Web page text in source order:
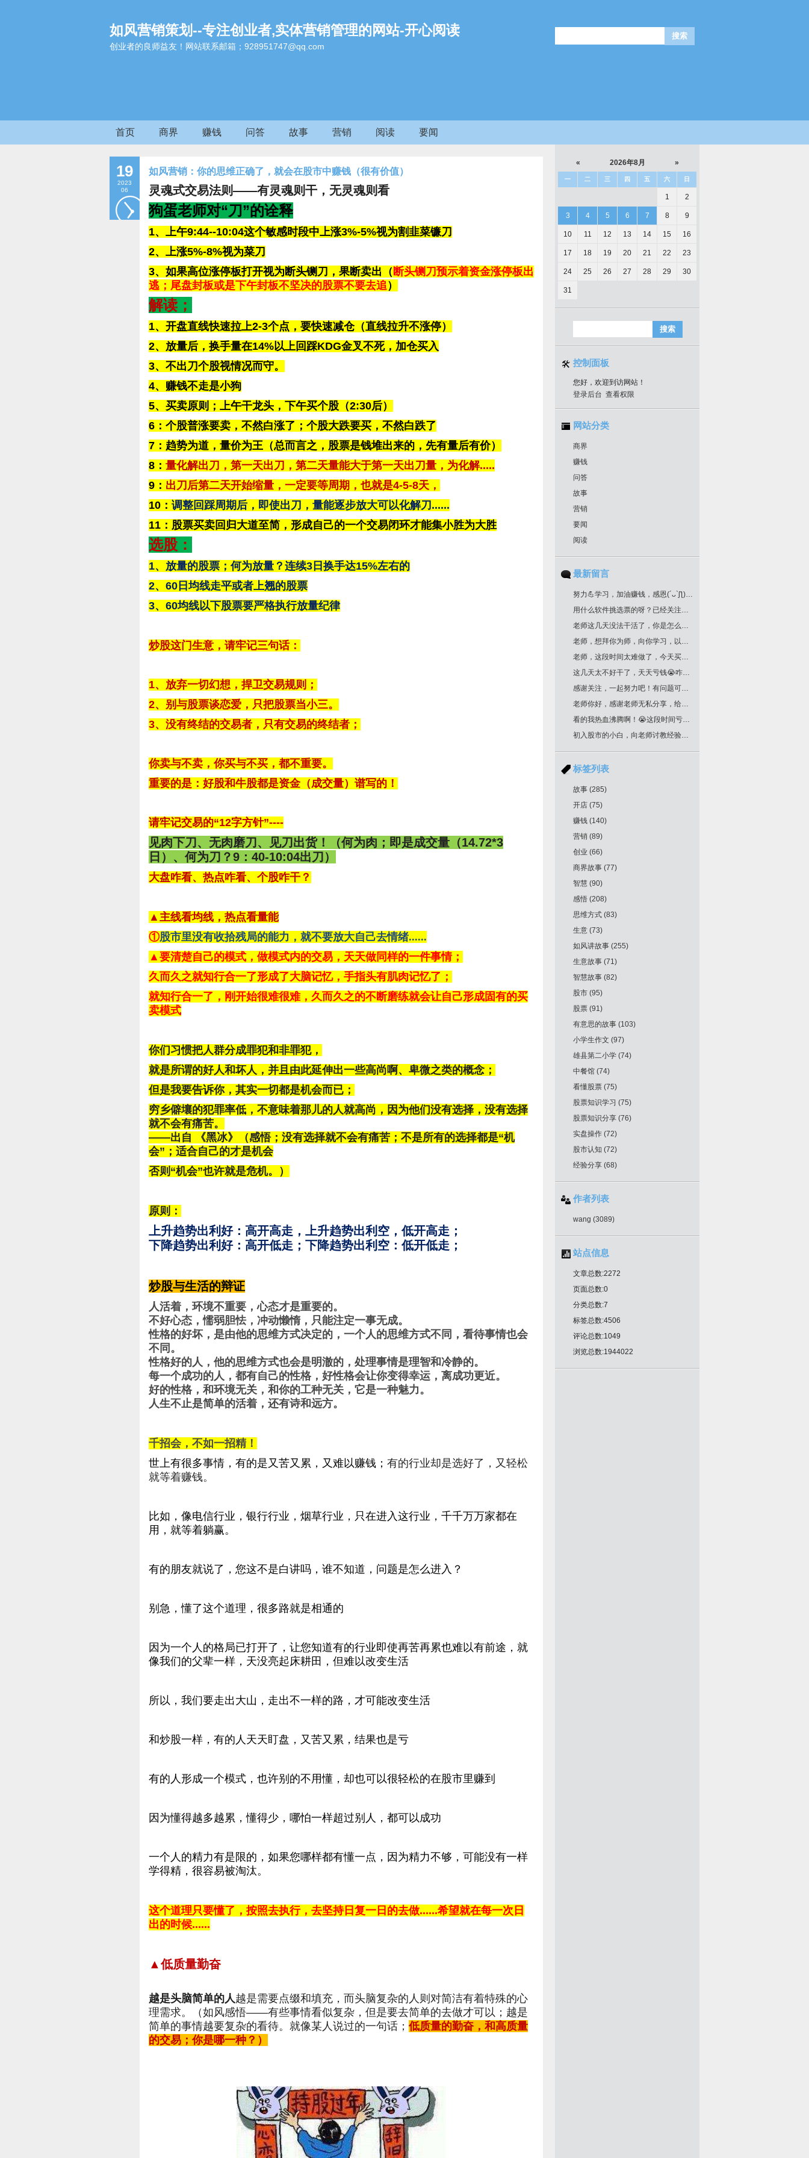
如风营销策划--专注创业者,实体营销管理的网站-开心阅读
创业者的良师益友！网站联系邮箱；928951747@qq.com
首页 商界 赚钱 问答 故事 营销 阅读 要闻
19
2023
06
如风营销：你的思维正确了，就会在股市中赚钱（很有价值）
灵魂式交易法则——有灵魂则干，无灵魂则看
狗蛋老师对“刀”的诠释
1、上午9:44--10:04这个敏感时段中上涨3%-5%视为割韭菜镰刀
2、上涨5%-8%视为菜刀
3、如果高位涨停板打开视为断头铡刀，果断卖出（ 断头铡刀预示着资金涨停板出
逃；尾盘封板或是下午封板不坚决的股票不要去追）
解读；
1、开盘直线快速拉上2-3个点，要快速减仓（直线拉升不涨停）
2、放量后，换手量在14%以上回踩KDG金叉不死，加仓买入
3、不出刀个股视情况而守。
4、赚钱不走是小狗
5、买卖原则；上午干龙头，下午买个股（2:30后）
6：个股普涨要卖，不然白涨了；个股大跌要买，不然白跌了
7：趋势为道，量价为王（总而言之，股票是钱堆出来的，先有量后有价）
8： 量化解出刀，第一天出刀，第二天量能大于第一天出刀量，为化解.....
9： 出刀后第二天开始缩量，一定要等周期，也就是4-5-8天，
10： 调整回踩周期后，即使出刀，量能逐步放大可以化解刀......
11：股票买卖回归大道至简，形成自己的一个交易闭环才能集小胜为大胜
选股：
1、放量的股票；何为放量？连续3日换手达15%左右的
2、60日均线走平或者上翘的股票
3、60均线以下股票要严格执行放量纪律
炒股这门生意，请牢记三句话：
1、放弃一切幻想，捍卫交易规则；
2、别与股票谈恋爱，只把股票当小三。
3、没有终结的交易者，只有交易的终结者；
你卖与不卖，你买与不买，都不重要。
重要的是：好股和牛股都是资金（成交量）谱写的！
请牢记交易的“12字方针”----
见肉下刀、无肉磨刀、见刀出货！（何为肉；即是成交量（14.72*3
日）、何为刀？9：40-10:04出刀）
大盘咋看、热点咋看、个股咋干？
▲主线看均线，热点看量能
①股市里没有收拾残局的能力，就不要放大自己去情绪......
▲要清楚自己的模式，做模式内的交易，天天做同样的一件事情；
久而久之就知行合一了形成了大脑记忆，手指头有肌肉记忆了；
就知行合一了，刚开始很难很难，久而久之的不断磨练就会让自己形成固有的买
卖模式
你们习惯把人群分成罪犯和非罪犯，
就是所谓的好人和坏人，并且由此延伸出一些高尚啊、卑微之类的概念；
但是我要告诉你，其实一切都是机会而已；
穷乡僻壤的犯罪率低，不意味着那儿的人就高尚，因为他们没有选择，没有选择
就不会有痛苦。
——出自 《黑冰》（感悟；没有选择就不会有痛苦；不是所有的选择都是“机
会”；适合自己的才是机会
否则“机会”也许就是危机。）
原则：
上升趋势出利好：高开高走，上升趋势出利空，低开高走；
下降趋势出利好：高开低走；下降趋势出利空：低开低走；
炒股与生活的辩证
人活着，环境不重要，心态才是重要的。
不好心态，懦弱胆怯，冲动懒惰，只能注定一事无成。
性格的好坏，是由他的思维方式决定的，一个人的思维方式不同，看待事情也会
不同。
性格好的人，他的思维方式也会是明澈的，处理事情是理智和冷静的。
每一个成功的人，都有自己的性格，好性格会让你变得幸运，离成功更近。
好的性格，和环境无关，和你的工种无关，它是一种魅力。
人生不止是简单的活着，还有诗和远方。
千招会，不如一招精！
世上有很多事情，有的是又苦又累，又难以赚钱； 有的行业却是选好了，又轻松
就等着赚钱。
比如，像电信行业，银行行业，烟草行业，只在进入这行业，千千万万家都在
用，就等着躺赢。
有的朋友就说了，您这不是白讲吗，谁不知道，问题是怎么进入？
别急，懂了这个道理，很多路就是相通的
因为一个人的格局已打开了，让您知道有的行业即使再苦再累也难以有前途，就
像我们的父辈一样，天没亮起床耕田，但难以改变生活
所以，我们要走出大山，走出不一样的路，才可能改变生活
和炒股一样，有的人天天盯盘，又苦又累，结果也是亏
有的人形成一个模式，也许别的不用懂，却也可以很轻松的在股市里赚到
因为懂得越多越累，懂得少，哪怕一样超过别人，都可以成功
一个人的精力有是限的，如果您哪样都有懂一点，因为精力不够，可能没有一样
学得精，很容易被淘汰。
这个道理只要懂了，按照去执行，去坚持日复一日的去做......希望就在每一次日
出的时候......
▲低质量勤奋
越是头脑简单的人越是需要点缀和填充，而头脑复杂的人则对简洁有着特殊的心
理需求。（如风感悟——有些事情看似复杂，但是要去简单的去做才可以；越是
简单的事情越要复杂的看待。就像某人说过的一句话； 低质量的勤奋，和高质量
的交易；你是哪一种？）
« 2026年8月 »
一 二 三 四 五 六 日
1 2
3 4 5 6 7 8 9
10 11 12 13 14 15 16
17 18 19 20 21 22 23
24 25 26 27 28 29 30
31
控制面板
您好，欢迎到访网站！
登录后台 查看权限
网站分类
商界
赚钱
问答
故事
营销
要闻
阅读
最新留言
努力💪学习，加油赚钱，感恩(´ᴗ`ʃƪ)老师分享干货
用什么软件挑选票的呀？已经关注您很久了！
老师这几天没法干活了，你是怎么挑选票票的？
老师，想拜你为师，向你学习，以邮箱联系你了，请回复为盼。
老师，这段时间太难做了，今天买明天跌，老师文中作业，是不是最后一根k线是卖点，前一根k线是买点？不知道对不对？请多多指教！
这几天太不好干了，天天亏钱😭咋办老师
感谢关注，一起努力吧！有问题可以留言
老师你好，感谢老师无私分享，给你邮箱留言了哈，我要学习交易技术课程！一定给我回复哈
看的我热血沸腾啊！😭这段时间亏惨了
初入股市的小白，向老师讨教经验！收藏了
标签列表
故事 (285)
开店 (75)
赚钱 (140)
营销 (89)
创业 (66)
商界故事 (77)
智慧 (90)
感悟 (208)
思维方式 (83)
生意 (73)
如风讲故事 (255)
生意故事 (71)
智慧故事 (82)
股市 (95)
股票 (91)
有意思的故事 (103)
小学生作文 (97)
雄县第二小学 (74)
中餐馆 (74)
看懂股票 (75)
股票知识学习 (75)
股票知识分享 (76)
实盘操作 (72)
股市认知 (72)
经验分享 (68)
作者列表
wang (3089)
站点信息
文章总数:2272
页面总数:0
分类总数:7
标签总数:4506
评论总数:1049
浏览总数:1944022